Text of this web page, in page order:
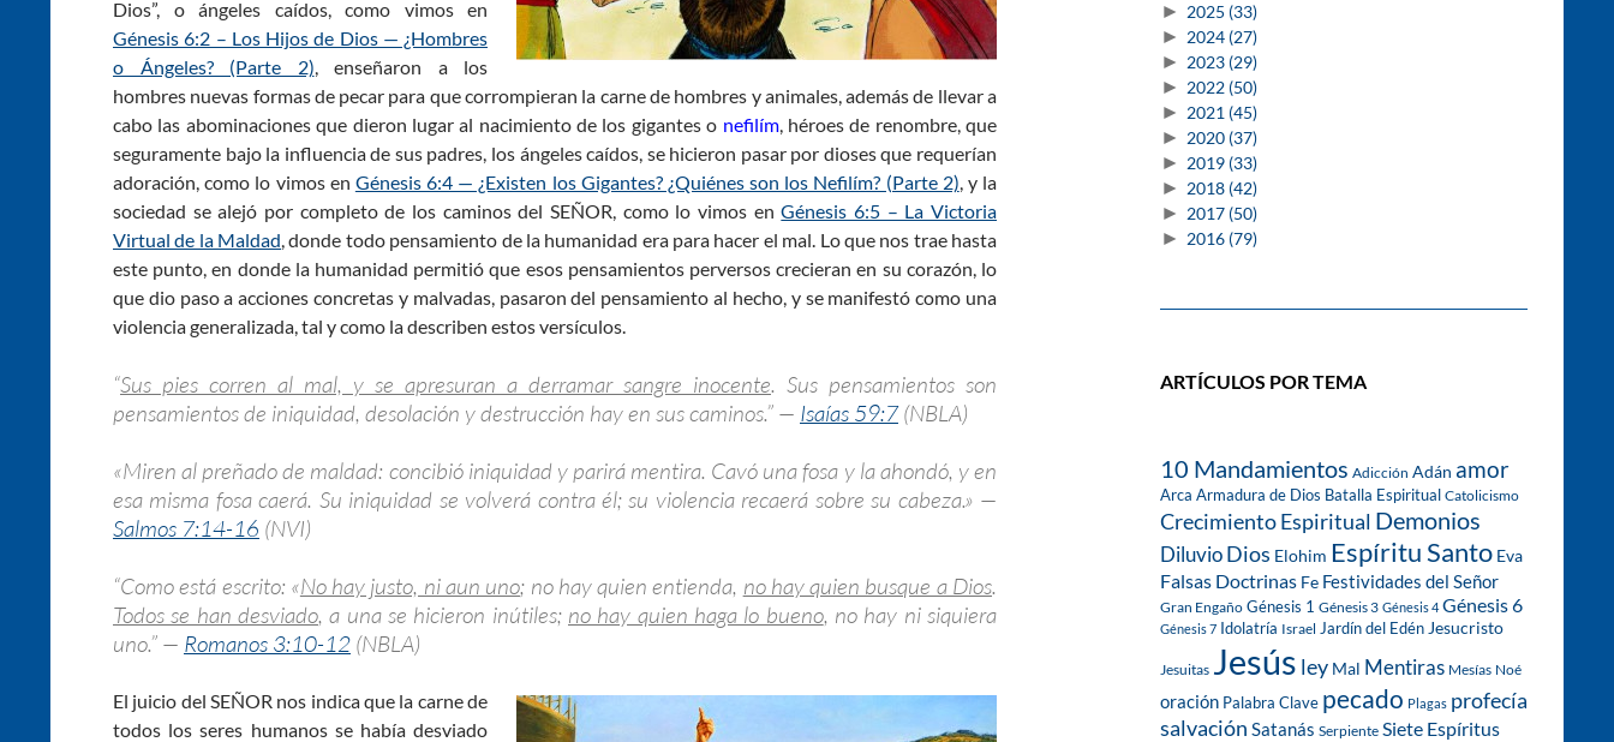
Dios”, o ángeles caídos, como vimos en
Génesis 6:2 – Los Hijos de Dios — ¿Hombres
o Ángeles? (Parte 2) , enseñaron a los
hombres nuevas formas de pecar para que corrompieran la carne de hombres y animales, además de llevar a
cabo las abominaciones que dieron lugar al nacimiento de los gigantes o nefilím, héroes de renombre, que
seguramente bajo la influencia de sus padres, los ángeles caídos, se hicieron pasar por dioses que requerían
adoración, como lo vimos en Génesis 6:4 — ¿Existen los Gigantes? ¿Quiénes son los Nefilím? (Parte 2) , y la
sociedad se alejó por completo de los caminos del SEÑOR, como lo vimos enGénesis 6:5 – La Victoria
Virtual de la Maldad , donde todo pensamiento de la humanidad era para hacer el mal. Lo que nos trae hasta
este punto, en donde la humanidad permitió que esos pensamientos perversos crecieran en su corazón, lo
que dio paso a acciones concretas y malvadas, pasaron del pensamiento al hecho, y se manifestó como una
violencia generalizada, tal y como la describen estos versículos.
“Sus pies corren al mal, y se apresuran a derramar sangre inocente. Sus pensamientos son
pensamientos de iniquidad, desolación y destrucción hay en sus caminos.” — Isaías 59:7(NBLA)
«Miren al preñado de maldad: concibió iniquidad y parirá mentira. Cavó una fosa y la ahondó, y en
esa misma fosa caerá. Su iniquidad se volverá contra él; su violencia recaerá sobre su cabeza.» —
Salmos 7:14-16 (NVI)
“Como está escrito: «No hay justo, ni aun uno; no hay quien entienda, no hay quien busque a Dios.
Todos se han desviado, a una se hicieron inútiles; no hay quien haga lo bueno, no hay ni siquiera
uno.” — Romanos 3:10-12 (NBLA)
El juicio del SEÑOR nos indica que la carne de
todos los seres humanos se había desviado
► 2025 (33)
► 2024 (27)
► 2023 (29)
► 2022 (50)
► 2021 (45)
► 2020 (37)
► 2019 (33)
► 2018 (42)
► 2017 (50)
► 2016 (79)
ARTÍCULOS POR TEMA
10 Mandamientos Adicción Adán amor
Arca Armadura de Dios Batalla Espiritual Catolicismo
Crecimiento Espiritual Demonios
DiluvioDios Elohim Espíritu Santo Eva
Falsas Doctrinas Fe Festividades del Señor
Gran Engaño Génesis 1 Génesis 3 Génesis 4 Génesis 6
Génesis 7 Idolatría Israel Jardín del Edén Jesucristo
Jesuitas Jesús ley Mal Mentiras Mesías Noé
oración Palabra Clave pecado Plagas profecía
salvación Satanás Serpiente Siete Espíritus